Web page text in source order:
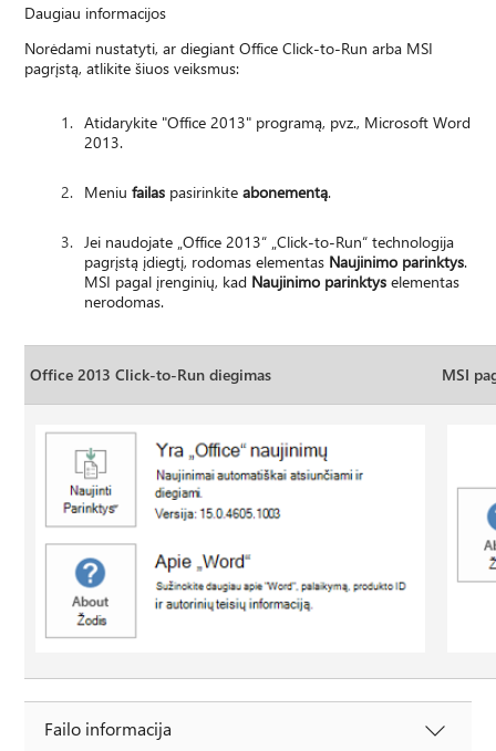
Daugiau informacijos
Norėdami nustatyti, ar diegiant Office Click-to-Run arba MSI
pagrįstą, atlikite šiuos veiksmus:
Atidarykite "Office 2013" programą, pvz., Microsoft Word
2013.
Meniufailas pasirinkiteabonementą.
Jei naudojate „Office 2013“ „Click-to-Run“ technologija
pagrįstą įdiegtį, rodomas elementas Naujinimo parinktys.
MSI pagal įrenginių, kad Naujinimo parinktyselementas
nerodomas.
Office 2013 Click-to-Run diegimas MSI
Failo informacija